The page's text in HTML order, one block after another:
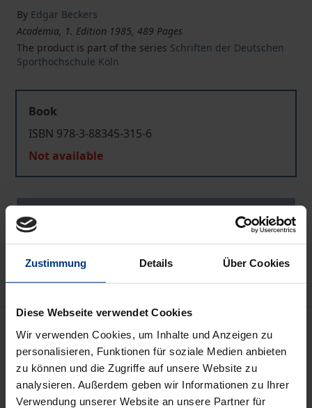
Zustimmung Details Über Cookies
Diese Webseite verwendet Cookies
Wir verwenden Cookies, um Inhalte und Anzeigen zu
personalisieren, Funktionen für soziale Medien anbieten
zu können und die Zugriffe auf unsere Website zu
analysieren. Außerdem geben wir Informationen zu Ihrer
Verwendung unserer Website an unsere Partner für
By Edgar Beckers
Academia, 1. Edition 1985, 489 Pages
The product is part of the series Schriften der Deutschen
Sporthochschule Köln
Book
ISBN 978-3-88345-315-6
Not available
Add to Wish List
Edition
1